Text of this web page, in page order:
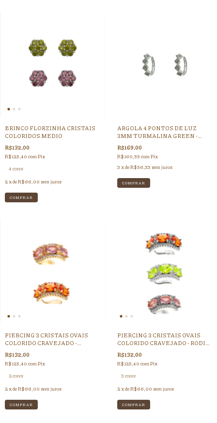
BRINCO FLORZINHA CRISTAIS
COLORIDOS MEDIO
R$132,00
R$125,40 comPix
4 cores
2 x deR$66,00 sem juros
COMPRAR
ARGOLA 4 PONTOS DE LUZ
3MM TURMALINA GREEN -
RODIO BRANCO
R$169,00
R$160,55 comPix
3 x deR$56,33 sem juros
PIERCING 3 CRISTAIS OVAIS
COLORIDO CRAVEJADO -
DOURADO
R$132,00
R$125,40 com Pix
2 cores
2 x deR$66,00 sem juros
COMPRAR
PIERCING 3 CRISTAIS OVAIS
COLORIDO CRAVEJADO - RODIO
BRANCO
R$132,00
R$125,40 com Pix
3 cores
2 x deR$66,00 sem juros
COMPRAR